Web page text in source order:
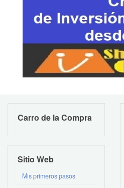
Carro de la Compra
Sitio Web
Mis primeros pasos